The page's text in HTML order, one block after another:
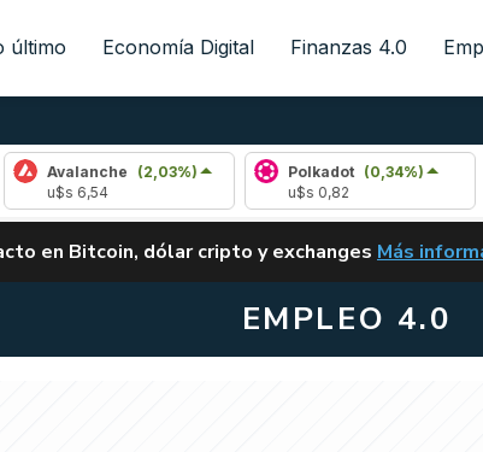
último Economía Digital Finanzas 4.0
(2,03%)
Polkadot
(0,34%)
en Bitcoin, dólar cripto y exchanges CLARITY
Más
EMPLEO 4.0